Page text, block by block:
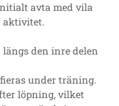
avta med vila
aktivitet.
den inre delen
under träning.
löpning, vilket